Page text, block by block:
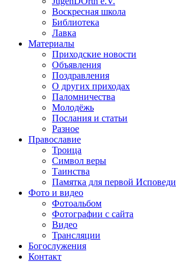
Воскресная школа
Библиотека
Лавка
Материалы
Приходские новости
Объявления
Поздравления
О других приходах
Паломничества
Молодёжь
Послания и статьи
Разное
Православие
Троица
Символ веры
Таинства
Памятка для первой Исповеди
Фото и видео
Фотоальбом
Фотографии с сайта
Видео
Трансляции
Богослужения
Контакт